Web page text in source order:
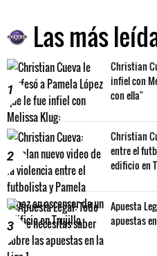
Las más
1
Christian
infiel con
con ella"
2
Christian
entre el
edificio en
3
Apuesta
apuestas